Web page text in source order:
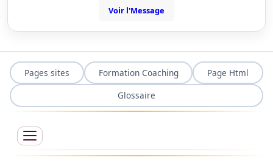
Voir l'Message
Pages sites Formation Coaching
Page Html
Glossaire